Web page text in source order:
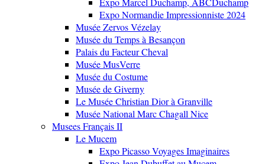
Expo Normandie Impressionniste 2024
Musée Zervos Vézelay
Musée du Temps à Besançon
Palais du Facteur Cheval
Musée MusVerre
Musée du Costume
Musée de Giverny
Le Musée Christian Dior à Granville
Musée National Marc Chagall Nice
Musees Français II
Le Mucem
Expo Picasso Voyages Imaginaires